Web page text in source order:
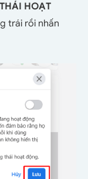
HOẠT
trái rồi nhấn